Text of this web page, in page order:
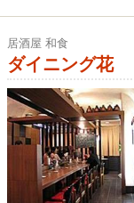
居酒屋 和食
ダイニング花